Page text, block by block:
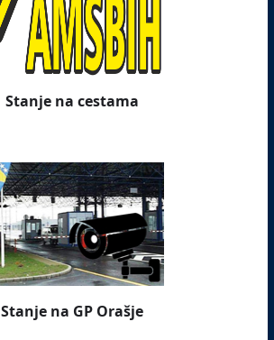
Stanje na cestama
Stanje na GP Orašje